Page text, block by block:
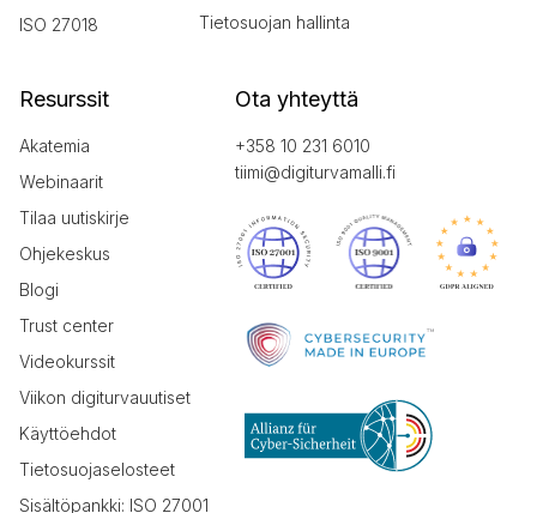
ISO 27018
Tietosuojan hallinta
Resurssit
Akatemia
Webinaarit
Tilaa uutiskirje
Ohjekeskus
Blogi
Trust center
Videokurssit
Viikon digiturvauutiset
Käyttöehdot
Tietosuojaselosteet
Sisältöpankki: ISO 27001
Ota yhteyttä
+358 10 231 6010
tiimi@digiturvamalli.fi